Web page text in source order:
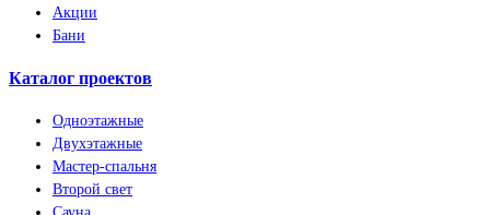
Акции
Бани
Каталог проектов
Одноэтажные
Двухэтажные
Мастер-спальня
Второй свет